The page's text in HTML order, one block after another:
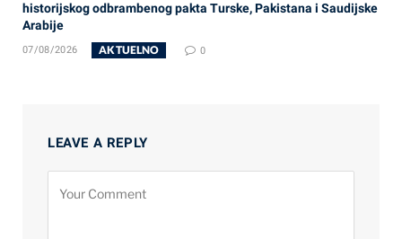
historijskog odbrambenog pakta Turske, Pakistana i Saudijske
Arabije
07/08/2026 AKTUELNO 0
LEAVE A REPLY